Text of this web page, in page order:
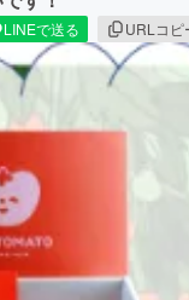
LINEで送る URLコピ